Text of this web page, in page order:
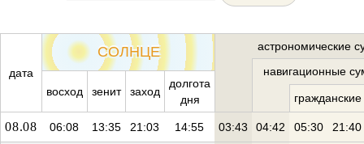
дата
СОЛНЦЕ
астрономические
навигационные
восход
зенит заход
долгота
дня
гражданские
08.08 06:08 13:35 21:03 14:55 03:43 04:42 05:30 21:40